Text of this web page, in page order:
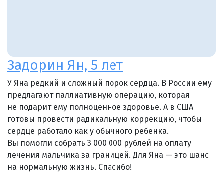
Задорин Ян, 5 лет
У Яна редкий и сложный порок сердца. В России ему
предлагают паллиативную операцию, которая
не подарит ему полноценное здоровье. А в США
готовы провести радикальную коррекцию, чтобы
сердце работало как у обычного ребенка.
Вы помогли собрать 3 000 000 рублей на оплату
лечения мальчика за границей. Для Яна — это шанс
на нормальную жизнь. Спасибо!